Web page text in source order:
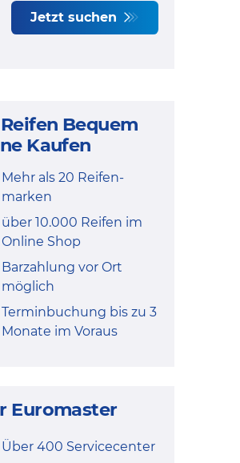
Jetzt suchen
Bequem
Kaufen
Mehr als 20 Reifen-
marken
über 10.000 Reifen im
Online Shop
Barzahlung vor Ort
möglich
Terminbuchung bis zu 3
Monate im Voraus
Euromaster
Über 400 Servicecenter